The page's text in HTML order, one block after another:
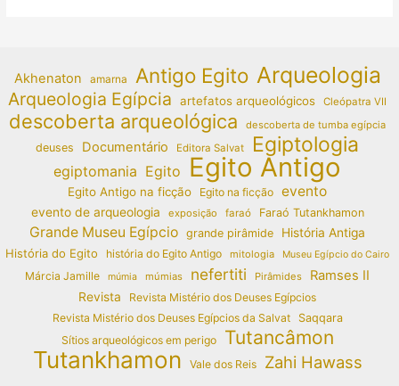
Akhenaton amarna Antigo Egito Arqueologia
Arqueologia Egípcia artefatos arqueológicos Cleópatra VII
descoberta arqueológica descoberta de tumba egípcia
deuses Documentário Editora Salvat Egiptologia
egiptomania Egito Egito Antigo
Egito Antigo na ficção Egito na ficção evento
evento de arqueologia exposição faraó Faraó Tutankhamon
Grande Museu Egípcio grande pirâmide
História Antiga
História do Egito
história do Egito Antigo mitologia Museu Egípcio do Cairo
Márcia Jamille múmia múmias nefertiti Pirâmides Ramses II
Revista
Revista Mistério dos Deuses Egípcios
Revista Mistério dos Deuses Egípcios da Salvat
Saqqara
Sítios arqueológicos em perigo
Tutancâmon
Tutankhamon Vale dos Reis Zahi Hawass